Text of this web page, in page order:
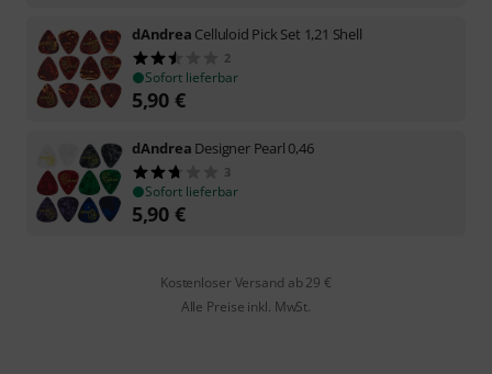
dAndrea Celluloid Pick Set 1,21 Shell
2
Sofort lieferbar
5,90 €
dAndrea Designer Pearl 0,46
3
Sofort lieferbar
5,90 €
Kostenloser Versand ab 29 €
Alle Preise inkl. MwSt.